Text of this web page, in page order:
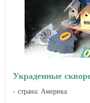
Украденные
страна: Америка